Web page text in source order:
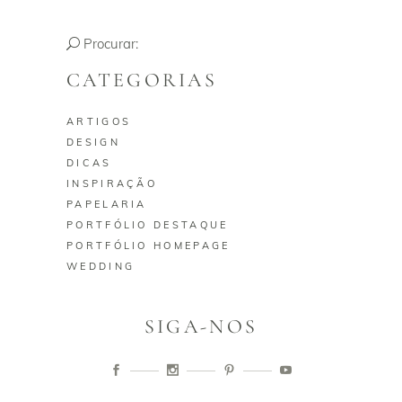
Procurar:
CATEGORIAS
ARTIGOS
DESIGN
DICAS
INSPIRAÇÃO
PAPELARIA
PORTFÓLIO DESTAQUE
PORTFÓLIO HOMEPAGE
WEDDING
SIGA-NOS